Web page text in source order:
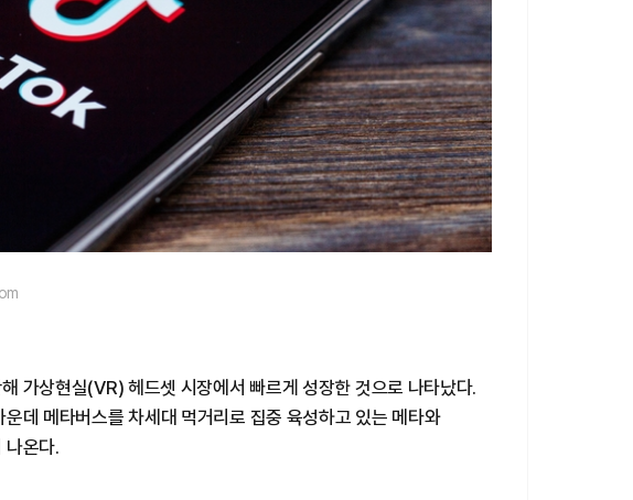
가상현실(VR) 헤드셋 시장에서 빠르게 성장한 것으로 나타났다.
데 메타버스를 차세대 먹거리로 집중 육성하고 있는 메타와
나온다.